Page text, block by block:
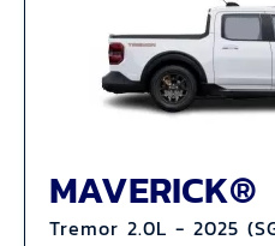
MAVERICK®
Tremor 2.0L - 2025